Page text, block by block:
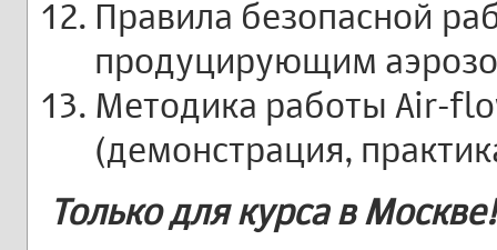
Правила безопасной
продуцирующим
Методика работы Air-
(демонстрация,
Только для курса в Москве!